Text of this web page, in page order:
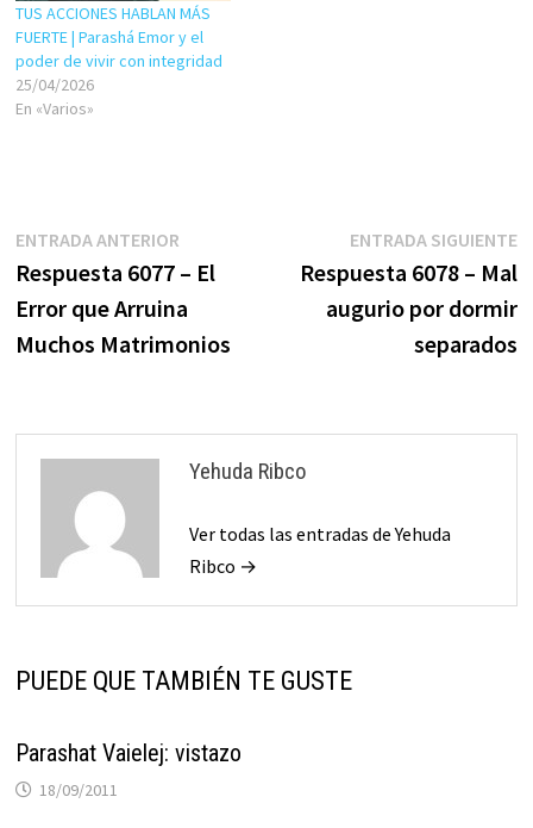
TUS ACCIONES HABLAN MÁS
FUERTE | Parashá Emor y el
poder de vivir con integridad
25/04/2026
En «Varios»
Navegación
de
entradas
ENTRADA ANTERIOREntrada
anterior:
Respuesta 6077 – El
Error que Arruina
Muchos Matrimonios
ENTRADA SIGUIENTE
Respuesta 6078 – Mal
augurio por dormir
separados
Yehuda Ribco
Ver todas las entradas de Yehuda
Ribco →
PUEDE QUE TAMBIÉN TE GUSTE
Parashat Vaielej: vistazo
18/09/2011